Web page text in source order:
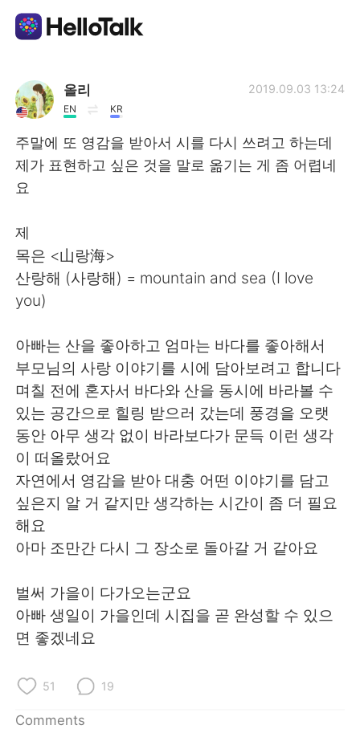
Language Exchange App
AI Grammar Checker
English
Español العربية
日本語 한국어
Русский ไทย
Indonesia Italiano
Türkçe Tiếng Việt
Português
올리
EN KR
2019.09.03 13:24
주말에 또 영감을 받아서 시를 다시 쓰려고 하는데
제가 표현하고 싶은 것을 말로 옮기는 게 좀 어렵네
요
제
목은 <山랑海>
산랑해 (사랑해) = mountain and sea (I love
you)
아빠는 산을 좋아하고 엄마는 바다를 좋아해서
부모님의 사랑 이야기를 시에 담아보려고 합니다
며칠 전에 혼자서 바다와 산을 동시에 바라볼 수
있는 공간으로 힐링 받으러 갔는데 풍경을 오랫
동안 아무 생각 없이 바라보다가 문득 이런 생각
이 떠올랐어요
자연에서 영감을 받아 대충 어떤 이야기를 담고
싶은지 알 거 같지만 생각하는 시간이 좀 더 필요
해요
아마 조만간 다시 그 장소로 돌아갈 거 같아요
벌써 가을이 다가오는군요
아빠 생일이 가을인데 시집을 곧 완성할 수 있으
면 좋겠네요
51 19
Comments